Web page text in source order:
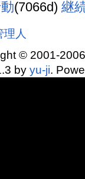
(7066d) 継
人
© 2001-
by yu-ji.